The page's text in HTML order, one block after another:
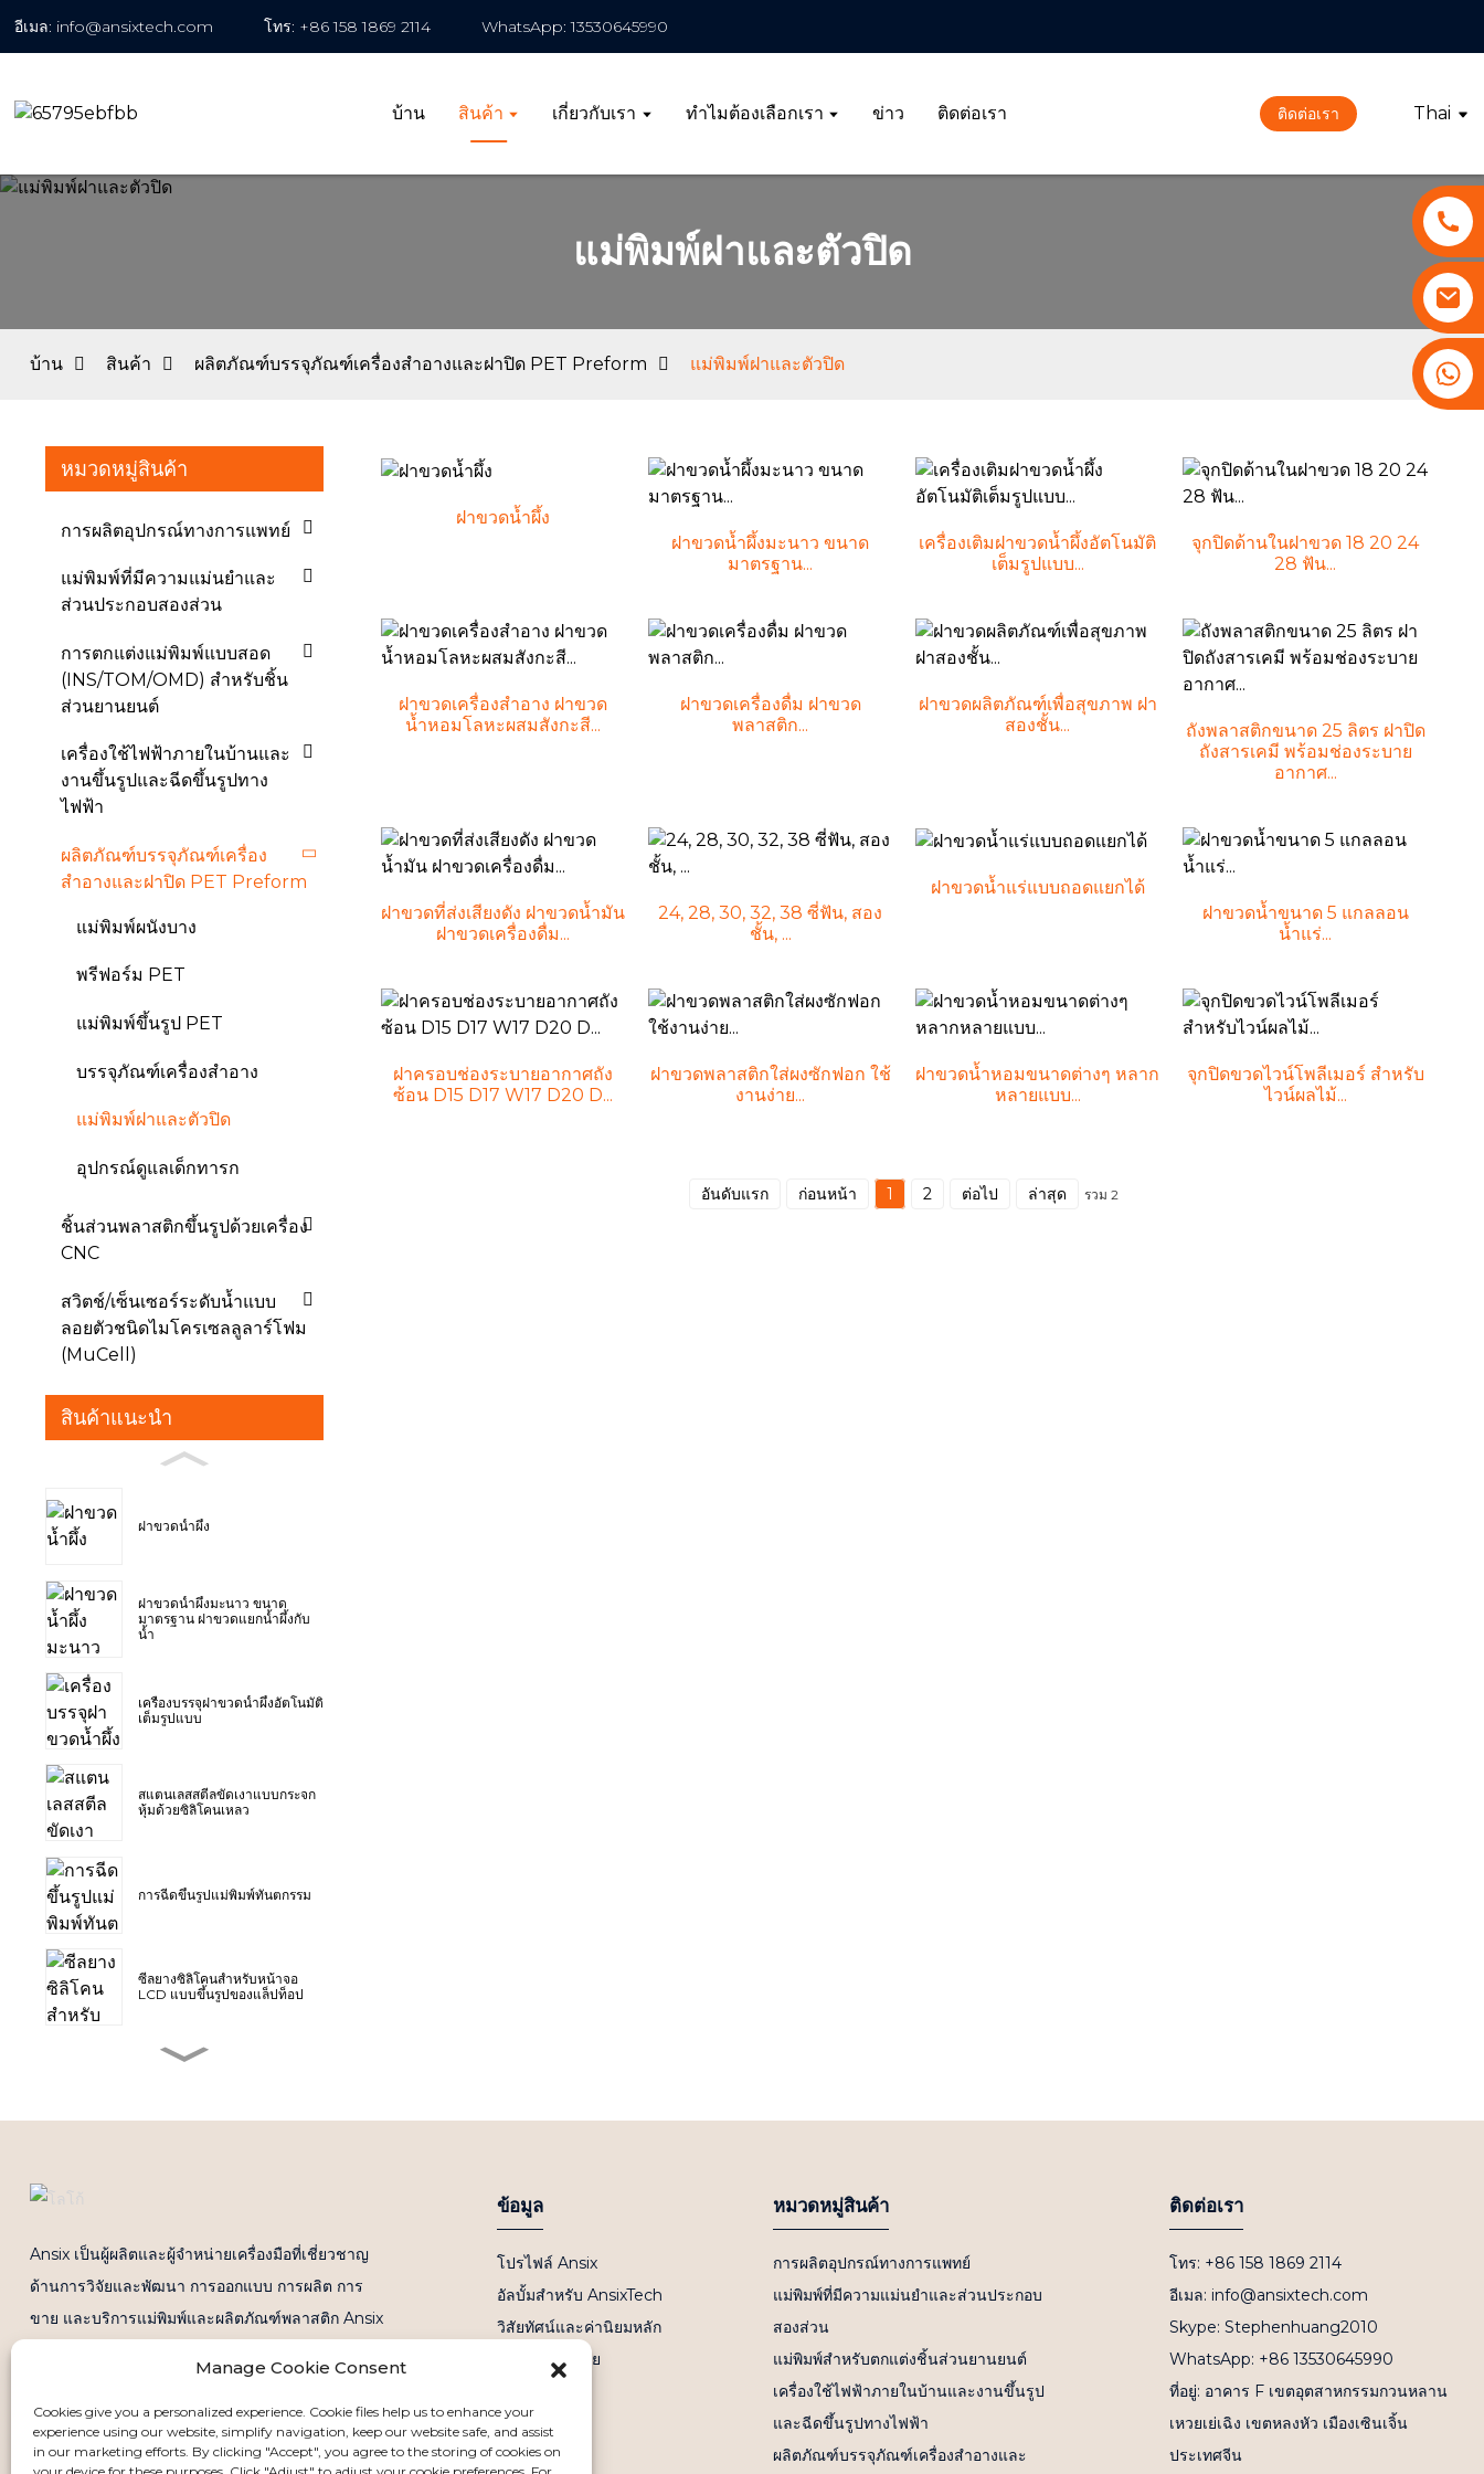
อีเมล: info@ansixtech.com โทร: +86 158 1869 2114 WhatsApp: 13530645990
บ้าน สินค้า เกี่ยวกับเรา ทำไมต้องเลือกเรา ข่าว ติดต่อเรา ติดต่อเรา Thai
แม่พิมพ์ฝาและตัวปิด
บ้าน สินค้า ผลิตภัณฑ์บรรจุภัณฑ์เครื่องสำอางและฝาปิด PET Preform แม่พิมพ์ฝาและตัวปิด
หมวดหมู่สินค้า
การผลิตอุปกรณ์ทางการแพทย์
แม่พิมพ์ที่มีความแม่นยำและ
ส่วนประกอบสองส่วน
การตกแต่งแม่พิมพ์แบบสอด
(INS/TOM/OMD) สำหรับชิ้น
ส่วนยานยนต์
เครื่องใช้ไฟฟ้าภายในบ้านและ
งานขึ้นรูปและฉีดขึ้นรูปทาง
ไฟฟ้า
ผลิตภัณฑ์บรรจุภัณฑ์เครื่อง
สำอางและฝาปิด PET Preform
แม่พิมพ์ผนังบาง
พรีฟอร์ม PET
แม่พิมพ์ขึ้นรูป PET
บรรจุภัณฑ์เครื่องสำอาง
แม่พิมพ์ฝาและตัวปิด
อุปกรณ์ดูแลเด็กทารก
ชิ้นส่วนพลาสติกขึ้นรูปด้วยเครื่อง
CNC
สวิตช์/เซ็นเซอร์ระดับน้ำแบบ
ลอยตัวชนิดไมโครเซลลูลาร์โฟม
(MuCell)
สินค้าแนะนำ
ฝาขวดน้ำผึ้ง
ฝาขวดน้ำผึ้งมะนาว ขนาด
มาตรฐาน ฝาขวดแยกน้ำผึ้งกับ
น้ำ
เครื่องบรรจุฝาขวดน้ำผึ้งอัตโนมัติ
เต็มรูปแบบ
สแตนเลสสตีลขัดเงาแบบกระจก
หุ้มด้วยซิลิโคนเหลว
การฉีดขึ้นรูปแม่พิมพ์ทันตกรรม
ซีลยางซิลิโคนสำหรับหน้าจอ
LCD แบบขึ้นรูปของแล็ปท็อป
การปรับปรุงพื้นผิวสำหรับแม่พิมพ์
ฝาครอบด้านหน้าของแล็ปท็อปที่
ผลิตในปริมาณมาก
แผงกันกระแทกด้านล่างประตู
ฝาขวดน้ำผึ้ง
ฝาขวดน้ำผึ้งมะนาว ขนาด
มาตรฐาน...
เครื่องเติมฝาขวดน้ำผึ้งอัตโนมัติ
เต็มรูปแบบ...
จุกปิดด้านในฝาขวด 18 20 24
28 ฟัน...
ฝาขวดเครื่องสำอาง ฝาขวด
น้ำหอมโลหะผสมสังกะสี...
ฝาขวดเครื่องดื่ม ฝาขวด
พลาสติก...
ฝาขวดผลิตภัณฑ์เพื่อสุขภาพ ฝา
สองชั้น...
ถังพลาสติกขนาด 25 ลิตร ฝาปิด
ถังสารเคมี พร้อมช่องระบาย
อากาศ...
ฝาขวดที่ส่งเสียงดัง ฝาขวดน้ำมัน
ฝาขวดเครื่องดื่ม...
24, 28, 30, 32, 38 ซี่ฟัน, สอง
ชั้น, ...
ฝาขวดน้ำแร่แบบถอดแยกได้
ฝาขวดน้ำขนาด 5 แกลลอน
น้ำแร่...
ฝาครอบช่องระบายอากาศถัง
ซ้อน D15 D17 W17 D20 D...
ฝาขวดพลาสติกใส่ผงซักฟอก ใช้
งานง่าย...
ฝาขวดน้ำหอมขนาดต่างๆ หลาก
หลายแบบ...
จุกปิดขวดไวน์โพลีเมอร์ สำหรับ
ไวน์ผลไม้...
อันดับแรก ก่อนหน้า 1 2 ต่อไป ล่าสุด รวม 2
Ansix เป็นผู้ผลิตและผู้จำหน่ายเครื่องมือที่เชี่ยวชาญ
ด้านการวิจัยและพัฒนา การออกแบบ การผลิต การ
ขาย และบริการแม่พิมพ์และผลิตภัณฑ์พลาสติก Ansix
เครื่องฉีดขึ้นรูปพลาสติกทั้งหมด 260 เครื่อง และกำลัง
การผลิตตั้งแต่ 30 ตันถึง 2800 ตัน
ข้อมูล
โปรไฟล์ Ansix
อัลบั้มสำหรับ AnsixTech
วิสัยทัศน์และค่านิยมหลัก
คำถามที่พบบ่อย
ติดต่อเรา
หมวดหมู่สินค้า
การผลิตอุปกรณ์ทางการแพทย์
แม่พิมพ์ที่มีความแม่นยำและส่วนประกอบ
สองส่วน
แม่พิมพ์สำหรับตกแต่งชิ้นส่วนยานยนต์
เครื่องใช้ไฟฟ้าภายในบ้านและงานขึ้นรูป
และฉีดขึ้นรูปทางไฟฟ้า
ผลิตภัณฑ์บรรจุภัณฑ์เครื่องสำอางและ
ติดต่อเรา
โทร: +86 158 1869 2114
อีเมล: info@ansixtech.com
Skype: Stephenhuang2010
WhatsApp: +86 13530645990
ที่อยู่: อาคาร F เขตอุตสาหกรรมกวนหลาน
เหวยเย่เฉิง เขตหลงหัว เมืองเซินเจิ้น
ประเทศจีน
Manage Cookie Consent
Cookies give you a personalized experience. Cookie files help us to enhance your
experience using our website, simplify navigation, keep our website safe, and assist
in our marketing efforts. By clicking "Accept", you agree to the storing of cookies on